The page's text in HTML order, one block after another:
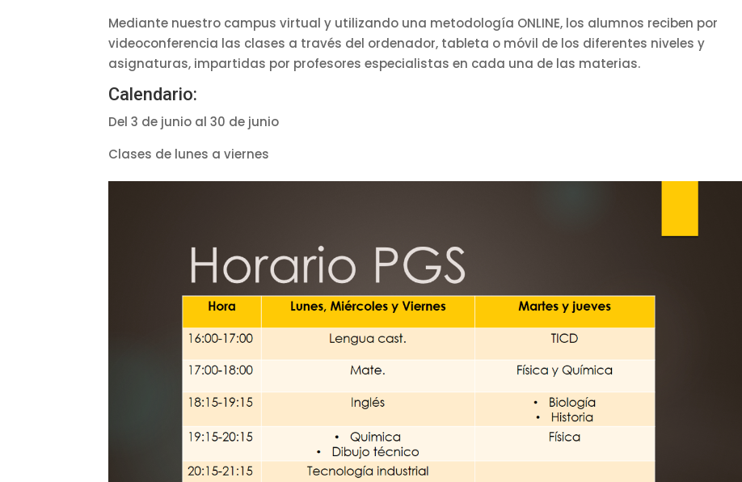
Mediante nuestro campus virtual y utilizando una metodología ONLINE, los alumnos reciben por
videoconferencia las clases a través del ordenador, tableta o móvil de los diferentes niveles y
asignaturas, impartidas por profesores especialistas en cada una de las materias.
Calendario:
Del 3 de junio al 30 de junio
Clases de lunes a viernes